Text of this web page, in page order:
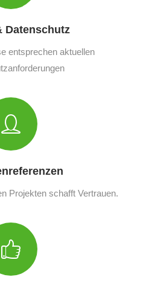
Datenschutz
entsprechen aktuellen
Projekten schafft Vertrauen.